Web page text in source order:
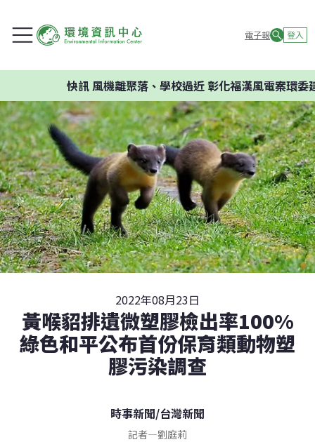
電子報 登入
風機離聚落、學校過近 彰化福漢風電案環委建議不應開
2022年08月23日
黃喉貂排遺微塑膠檢出率100%
綠色和平公布首份保育類動物塑
膠污染調查
時事新聞/台灣新聞
記者—劉庭莉